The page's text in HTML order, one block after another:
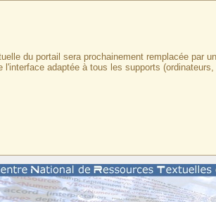
du portail sera prochainement remplacée par
l'interface adaptée à tous les supports